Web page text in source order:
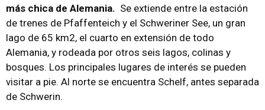
más chica de Alemania. Se extiende entre la estación
de trenes de Pfaffenteich y el Schweriner See, un gran
lago de 65 km2, el cuarto en extensión de todo
Alemania, y rodeada por otros seis lagos, colinas y
bosques. Los principales lugares de interés se pueden
visitar a pie. Al norte se encuentra Schelf, antes separada
de Schwerin.